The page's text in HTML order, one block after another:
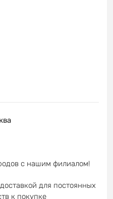
с нашим филиалом!
для постоянных
к покупке